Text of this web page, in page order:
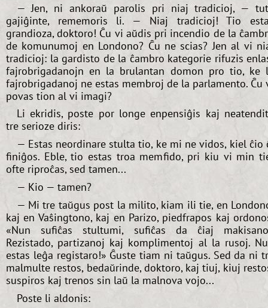
— Jen, ni ankoraŭ parolis pri niaj tradicioj, —
gajiĝinte, rememoris li. — Niaj tradicioj! Tio
grandioza, doktoro! Ĉu vi aŭdis pri incendio de la
de komunumoj en Londono? Ĉu ne scias? Jen al vi
tradicioj: la gardisto de la ĉambro kategorie rifuzis
fajrobrigadanojn en la brulantan domon pro tio, ke
fajrobrigadanoj ne estas membroj de la parlamento. Ĉu
povas tion al vi imagi?
Li ekridis, poste por longe enpensiĝis kaj
tre serioze diris:
— Estas neordinare stulta tio, ke mi ne vidos, kiel ĉio
finiĝos. Eble, tio estas troa memfido, pri kiu vi min
ofte riproĉas, sed tamen...
— Kio — tamen?
— Mi tre taŭgus post la milito, kiam ili tie, en
kaj en Vaŝingtono, kaj en Parizo, piedfrapos kaj
«Nun sufiĉas stultumi, sufiĉas da ĉiaj
Rezistado, partizanoj kaj komplimentoj al la rusoj.
estas leĝa registaro!» Ĝuste tiam ni taŭgus. Sed da ni
malmulte restos, bedaŭrinde, doktoro, kaj tiuj, kiuj
suspiros kaj trenos sin laŭ la malnova vojo...
Poste li aldonis: